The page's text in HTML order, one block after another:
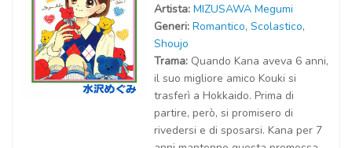
Artista: MIZUSAWA Megumi
Generi: Romantico, Scolastico,
Shoujo
Trama: Quando Kana aveva 6 anni,
il suo migliore amico Kouki si
trasferì a Hokkaido. Prima di
partire, però, si promisero di
rivedersi e di sposarsi. Kana per 7